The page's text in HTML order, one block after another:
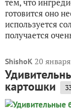
готовится оно
используется
получается
ShishoK 20
картошки